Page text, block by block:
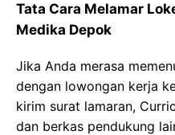
Tata Cara Melamar
Medika Depok
Jika Anda merasa
dengan lowongan kerja
kirim surat lamaran,
dan berkas pendukung